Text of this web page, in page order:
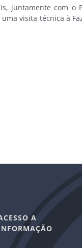
juntamente com
visita técnica à
A